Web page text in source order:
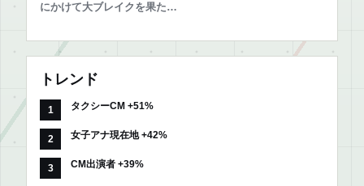
にかけて大ブレイクを果た…
トレンド
タクシーCM +51%
女子アナ現在地 +42%
CM出演者 +39%